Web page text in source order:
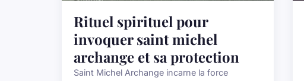
Rituel spirituel pour
invoquer saint michel
archange et sa protection
Saint Michel Archange incarne la force